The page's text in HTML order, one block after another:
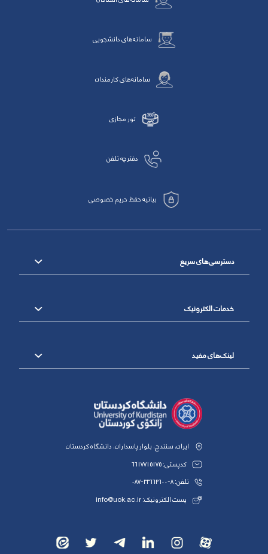
سامانه‌های دانشجویی
سامانه‌های کارمندان
تور مجازی
دفترچه تلفن
بیانیه حفظ حریم خصوصی
دسترسی‌های سریع
خدمات الکترونیک
لینک‌های مفید
ایران، سنندج، بلوار پاسداران، دانشگاه کردستان
کدپستی: 6617715175
تلفن: 8-33664600-087
پست الکترونیک: info@uok.ac.ir